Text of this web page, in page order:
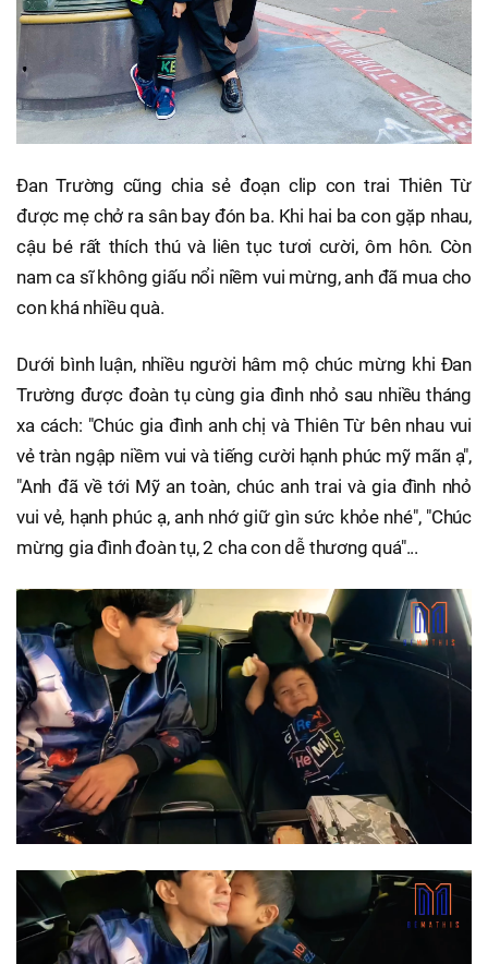
Đan Trường cũng chia sẻ đoạn clip con trai Thiên Từ
được mẹ chở ra sân bay đón ba. Khi hai ba con gặp nhau,
cậu bé rất thích thú và liên tục tươi cười, ôm hôn. Còn
nam ca sĩ không giấu nổi niềm vui mừng, anh đã mua cho
con khá nhiều quà.
Dưới bình luận, nhiều người hâm mộ chúc mừng khi Đan
Trường được đoàn tụ cùng gia đình nhỏ sau nhiều tháng
xa cách: "Chúc gia đình anh chị và Thiên Từ bên nhau vui
vẻ tràn ngập niềm vui và tiếng cười hạnh phúc mỹ mãn ạ",
"Anh đã về tới Mỹ an toàn, chúc anh trai và gia đình nhỏ
vui vẻ, hạnh phúc ạ, anh nhớ giữ gìn sức khỏe nhé", "Chúc
mừng gia đình đoàn tụ, 2 cha con dễ thương quá"...